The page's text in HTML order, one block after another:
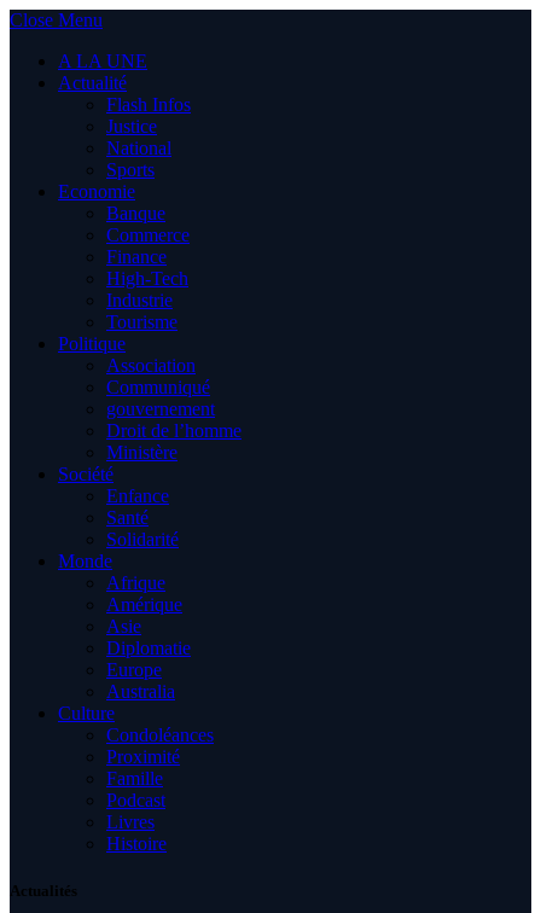
Close Menu
A LA UNE
Actualité
Flash Infos
Justice
National
Sports
Economie
Banque
Commerce
Finance
High-Tech
Industrie
Tourisme
Politique
Association
Communiqué
gouvernement
Droit de l’homme
Ministère
Société
Enfance
Santé
Solidarité
Monde
Afrique
Amérique
Asie
Diplomatie
Europe
Australia
Culture
Condoléances
Proximité
Famille
Podcast
Livres
Histoire
Actualités